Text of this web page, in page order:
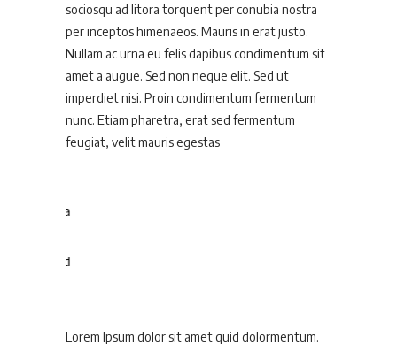
sociosqu ad litora torquent per conubia nostra
per inceptos himenaeos. Mauris in erat justo.
Nullam ac urna eu felis dapibus condimentum sit
amet a augue. Sed non neque elit. Sed ut
imperdiet nisi. Proin condimentum fermentum
nunc. Etiam pharetra, erat sed fermentum
feugiat, velit mauris egestas
Lorem Ipsum dolor sit amet quid dolormentum.